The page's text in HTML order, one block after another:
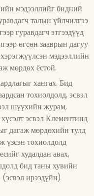
мэдээллийг бидний
талын үйлчилгээ
гуравдагч этгээдүүд
өгсөн зааврын дагуу
мэдээллийн
мөрдөх ёстой.
хангах. Бид
тохиолдолд, эсвэл
шүүхийн журам,
эсвэл Клементинд
дагаж мөрдөхийн тулд
үзсэн тохиолдолд
худалдан авах,
бид таны хувийн
ирээдүйн)